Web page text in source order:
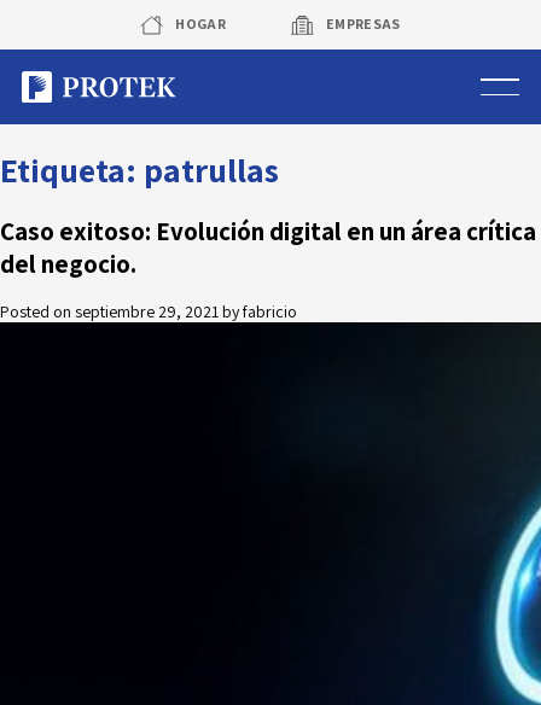
content
HOGAR EMPRESAS
Sistema de alarmas
Sistema de cámaras
Etiqueta: patrullas
Caso exitoso: Evolución digital en un área crítica
del negocio.
Posted on septiembre 29, 2021byfabricio